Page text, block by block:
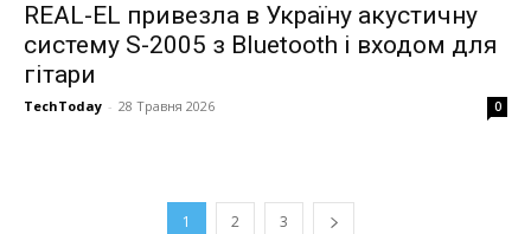
REAL-EL привезла в Україну акустичну
систему S-2005 з Bluetooth і входом для
гітари
TechToday - 28 Травня 2026 0
1 2 3